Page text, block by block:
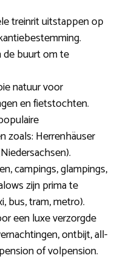
treinrit uitstappen op
de buurt om te
natuur voor
en fietstochten.
zoals: Herrenhäuser
campings, glampings,
zijn prima te
bus, tram, metro).
een luxe verzorgde
ontbijt, all-
of volpension.